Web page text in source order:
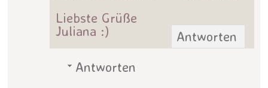
Liebste Grüße
Juliana :)
Antworten
Antworten